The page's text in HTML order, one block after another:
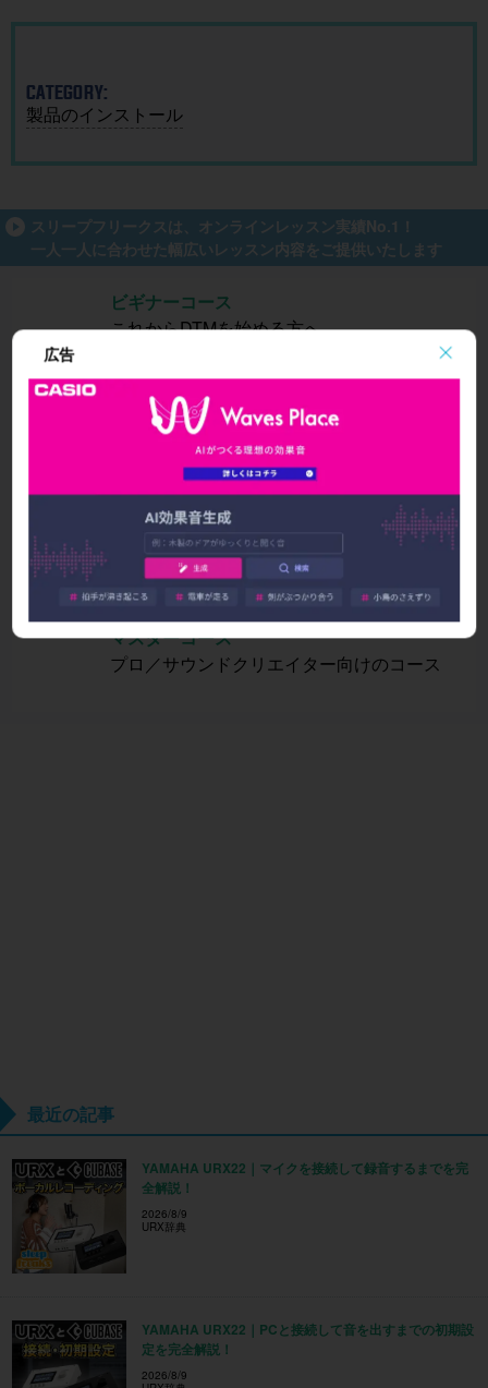
広告
CATEGORY:
製品のインストール
スリープフリークスは、オンラインレッスン実績No.1！
一人一人に合わせた幅広いレッスン内容をご提供いたします
ビギナーコース
これからDTMを始める方へ
アドバンスコース
高度で自由な音楽制作のために
ミックス／マスタリングコース
音質、音圧を調整し、
楽曲クオリティを大幅アップ
マスターコース
プロ／サウンドクリエイター向けのコース
YAMAHA URX22｜PCと接続して音を出すまでの初期設
定を完全解説！
2026/8/9
URX辞典
SUNOの使い方とAI作曲がわかる！｜楽曲制作に生成AI
を取り入れる基本ガイド
2026/8/2